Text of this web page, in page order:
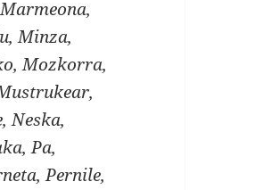
Minza,
Mozkorra,
Neska,
Pa,
Pernile,